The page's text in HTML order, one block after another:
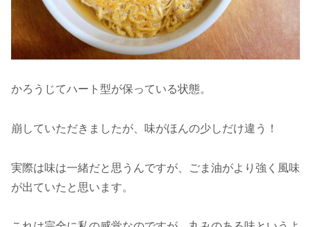
かろうじてハート型が保っている状態。
崩していただきましたが、味がほんの少しだけ違う！
実際は味は一緒だと思うんですが、ごま油がより強く風味
が出ていたと思います。